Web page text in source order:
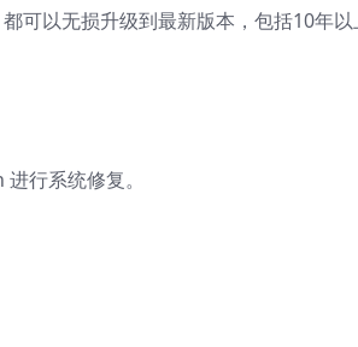
可以无损升级到最新版本，包括10年以
行系统修复。